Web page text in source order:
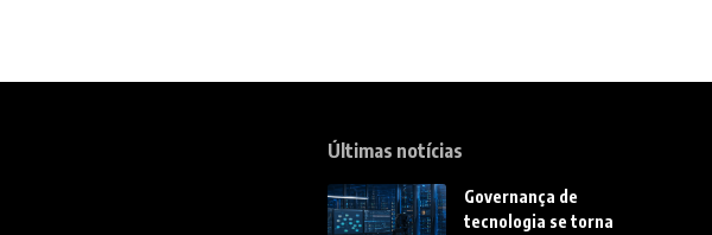
Últimas notícias
Governança de
tecnologia se torna